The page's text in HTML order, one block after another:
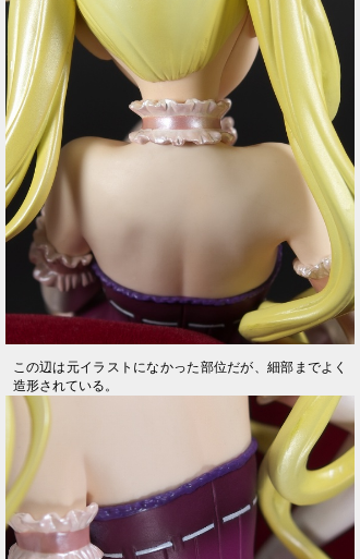
この辺は元イラストになかった部位だが、細部までよく
造形されている。